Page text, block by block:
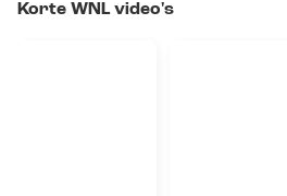
Korte WNL video's